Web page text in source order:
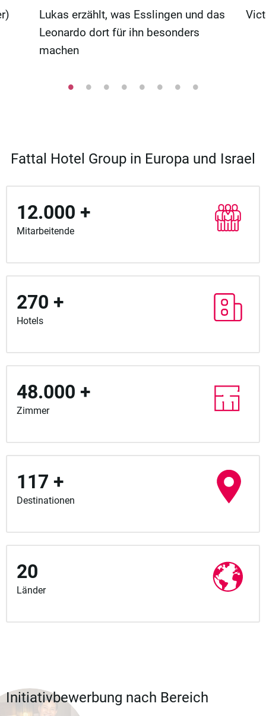
Lukas erzählt, was Esslingen und das
Leonardo dort für ihn besonders
machen
Fattal Hotel Group in Europa und Israel
12.000 +
Mitarbeitende
270 +
Hotels
48.000 +
Zimmer
117 +
Destinationen
20
Länder
Initiativbewerbung nach Bereich